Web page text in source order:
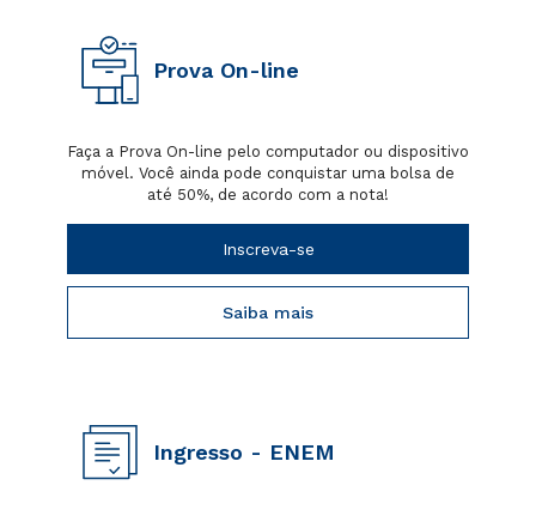
Prova On-line
Faça a Prova On-line pelo computador ou dispositivo
móvel. Você ainda pode conquistar uma bolsa de
até 50%, de acordo com a nota!
Inscreva-se
Saiba mais
Ingresso - ENEM